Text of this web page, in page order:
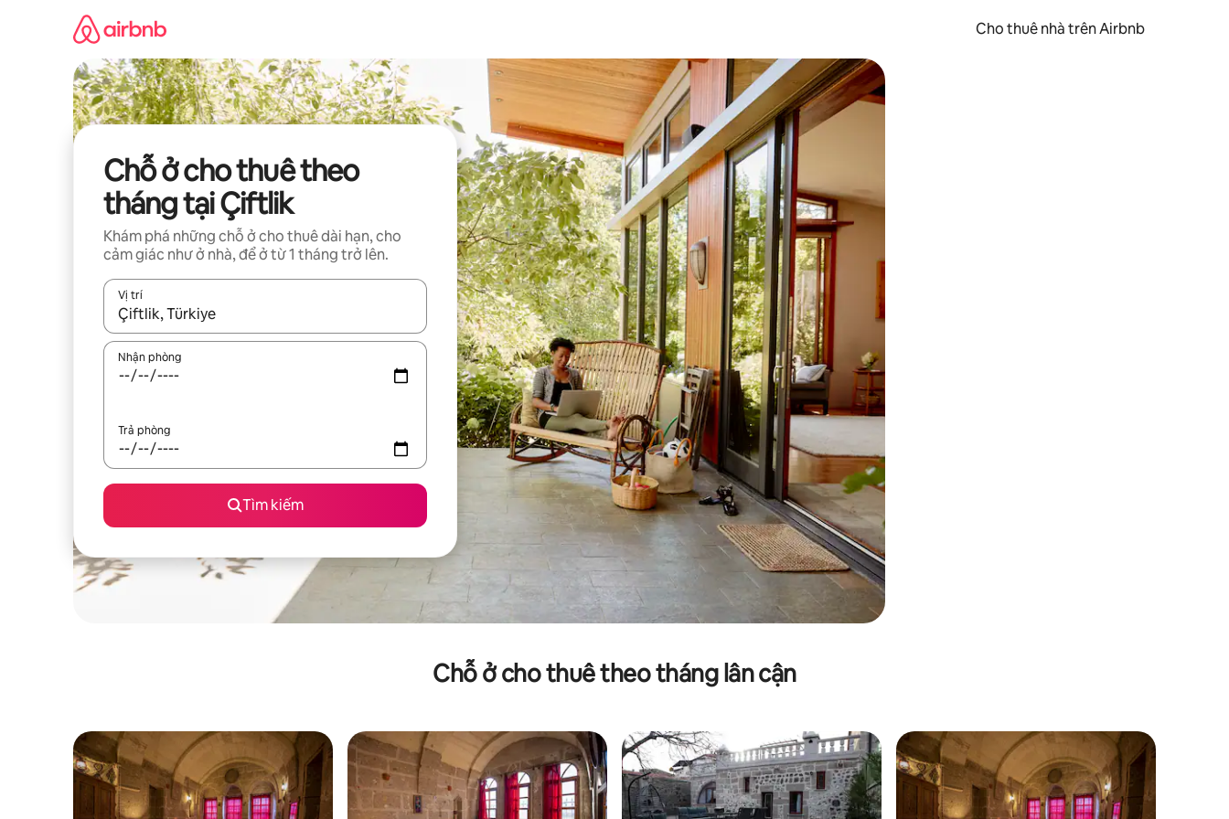
Cho thuê nhà trên Airbnb
Chỗ ở cho thuê theo
tháng tại Çiftlik
Khám phá những chỗ ở cho thuê dài hạn, cho
cảm giác như ở nhà, để ở từ 1 tháng trở lên.
Vị trí
Khi có kết quả, hãy điều hướng bằng phím mũi tên lên và xuống hoặc khám phá bằng các thao tác chạm hoặc vuốt.
Nhận phòng
Trả phòng
Tìm kiếm
Chỗ ở cho thuê theo tháng lân cận